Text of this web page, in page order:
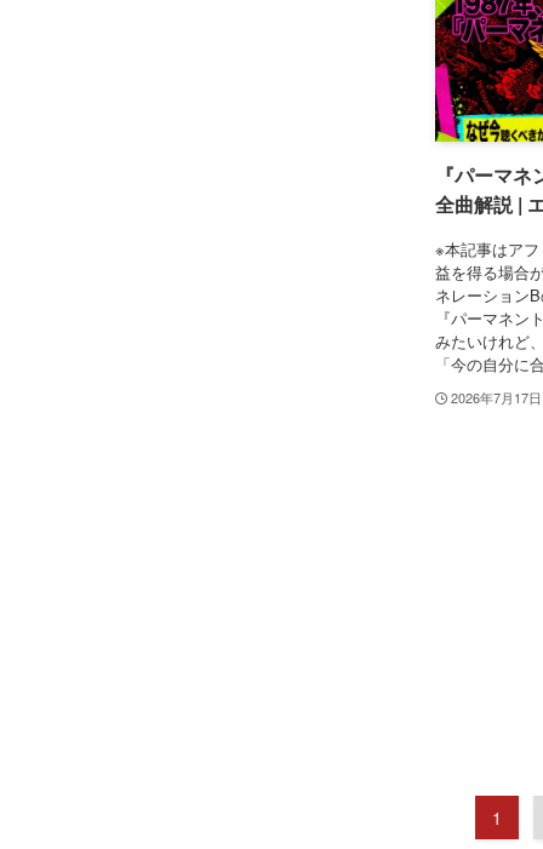
『パーマ
全曲解説 |
※本記事はア
益を得る場合
ネレーション
『パーマネン
みたいけれど
「今の自分に
2026年7月17日
1